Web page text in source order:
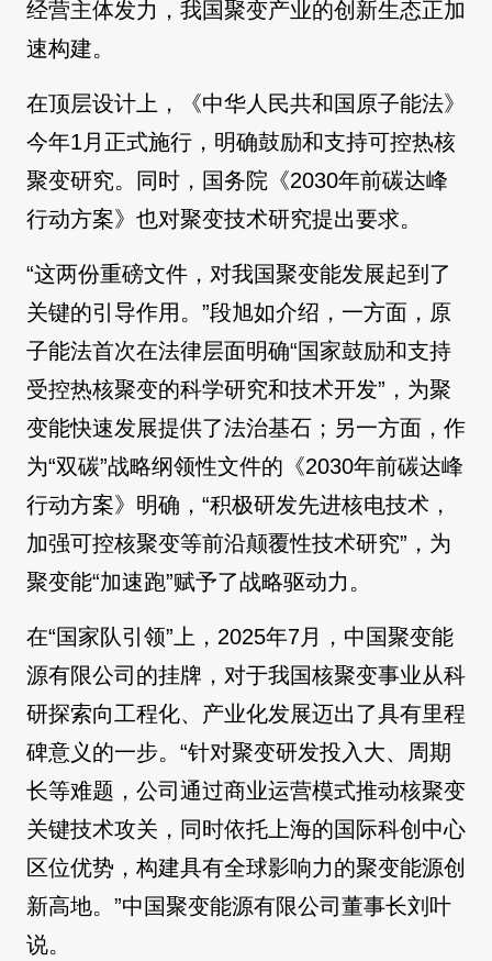
经营主体发力，我国聚变产业的创新生态正加
速构建。
在顶层设计上，《中华人民共和国原子能法》
今年1月正式施行，明确鼓励和支持可控热核
聚变研究。同时，国务院《2030年前碳达峰
行动方案》也对聚变技术研究提出要求。
“这两份重磅文件，对我国聚变能发展起到了
关键的引导作用。”段旭如介绍，一方面，原
子能法首次在法律层面明确“国家鼓励和支持
受控热核聚变的科学研究和技术开发”，为聚
变能快速发展提供了法治基石；另一方面，作
为“双碳”战略纲领性文件的《2030年前碳达峰
行动方案》明确，“积极研发先进核电技术，
加强可控核聚变等前沿颠覆性技术研究”，为
聚变能“加速跑”赋予了战略驱动力。
在“国家队引领”上，2025年7月，中国聚变能
源有限公司的挂牌，对于我国核聚变事业从科
研探索向工程化、产业化发展迈出了具有里程
碑意义的一步。“针对聚变研发投入大、周期
长等难题，公司通过商业运营模式推动核聚变
关键技术攻关，同时依托上海的国际科创中心
区位优势，构建具有全球影响力的聚变能源创
新高地。”中国聚变能源有限公司董事长刘叶
说。